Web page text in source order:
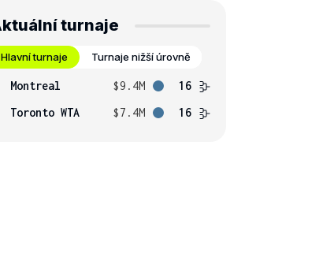
turnaje
Hlavní turnaje Turnaje nižší úrovně
Montreal $9.4M
16
Toronto WTA
$7.4M 16